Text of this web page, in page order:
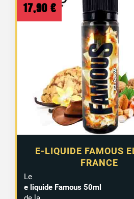
E-LIQUIDE FAMOUS
FRANCE
17,90 €
Le
e liquide Famous 50ml